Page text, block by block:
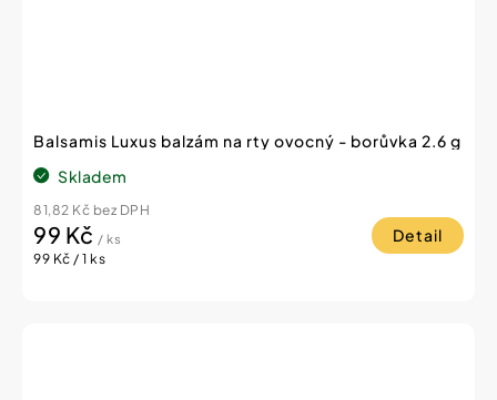
Balsamis Luxus balzám na rty ovocný - borůvka 2.6 g
Skladem
81,82 Kč bez DPH
99 Kč / ks
Měrná
99 Kč / 1 ks
Detail